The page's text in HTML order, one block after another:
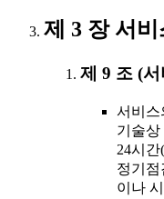
제 3 장 서
제 9 조 (
서비스
기술상
24시
정기
이나